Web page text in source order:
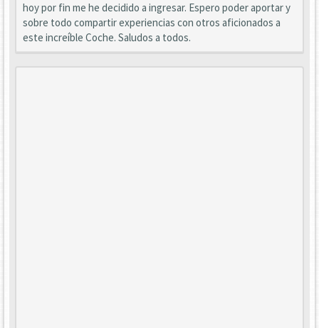
hoy por fin me he decidido a ingresar. Espero poder aportar y
sobre todo compartir experiencias con otros aficionados a
este increíble Coche. Saludos a todos.